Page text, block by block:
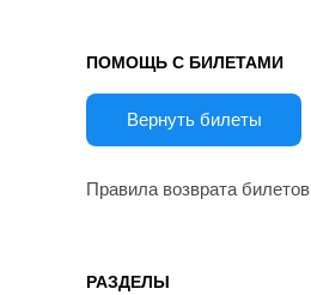
ПОМОЩЬ С БИЛЕТАМИ
Вернуть билеты
Правила возврата билетов
РАЗДЕЛЫ